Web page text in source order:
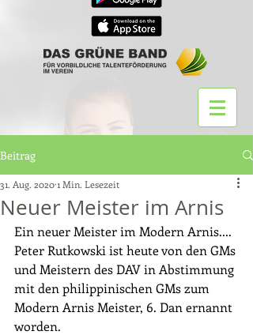
Beitrag
Neuer Meister im Arnis
31. Aug. 20201 Min. Lesezeit
Ein neuer Meister im Modern Arnis....
Peter Rutkowski ist heute von den GMs
und Meistern des DAV in Abstimmung
mit den philippinischen GMs zum
Modern Arnis Meister, 6. Dan ernannt
worden.